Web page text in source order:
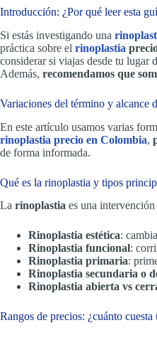
Introducción: ¿Por qué leer esta
Si estás investigando una
práctica sobre el rinoplastia
considerar si viajas desde tu lugar
Además, recomendamos que
Variaciones del término y alcance
En este artículo usamos varias
rinoplastia precio en Colombia,
de forma informada.
Qué es la rinoplastia y tipos
La rinoplastia es una
Rinoplastia estética:
Rinoplastia funcional:
Rinoplastia primaria:
Rinoplastia secundaria o
Rinoplastia abierta vs
Rangos de precios: ¿cuánto